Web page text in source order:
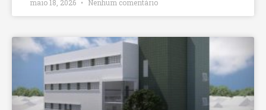
maio 18, 2026 Nenhum comentário